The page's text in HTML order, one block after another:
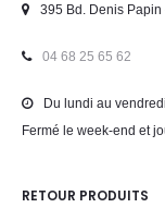
395 Bd. Denis
04 68 25 65 62
Du lundi au
Fermé le week-end et
RETOUR PRODUITS